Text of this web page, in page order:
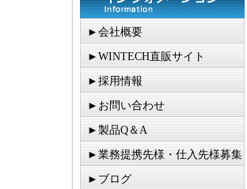
►会社概要
►WINTECH直販サイト
►採用情報
►お問い合わせ
►製品Q＆A
►業務提携先様・仕入先様募集
►ブログ